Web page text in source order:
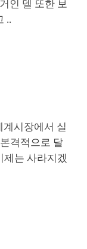
인 델 또한 보
..
계시장에서 실
격적으로 달
제는 사라지겠